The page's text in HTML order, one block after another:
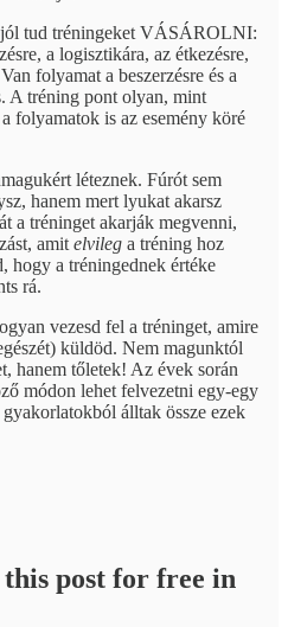
jól tud tréningeket VÁSÁROLNI:
a logisztikára, az étkezésre,
folyamat a beszerzésre és a
A tréning pont olyan, mint
folyamatok is az esemény köré
léteznek. Fúrót sem
hanem mert lyukat akarsz
a tréninget akarják megvenni,
amit elvileg a tréning hoz
hogy a tréningednek értéke
rá.
vezesd fel a tréninget, amire
küldöd. Nem magunktól
hanem tőletek! Az évek során
módon lehet felvezetni egy-egy
álltak össze ezek
post for free in